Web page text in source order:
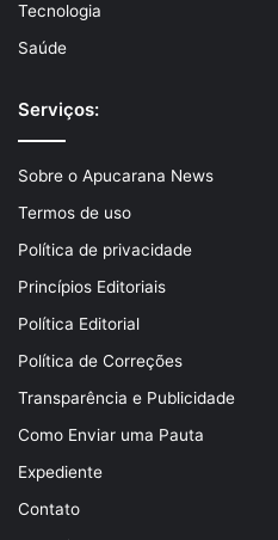
Tecnologia
Saúde
Serviços:
Sobre o Apucarana News
Termos de uso
Política de privacidade
Princípios Editoriais
Política Editorial
Política de Correções
Transparência e Publicidade
Como Enviar uma Pauta
Expediente
Contato